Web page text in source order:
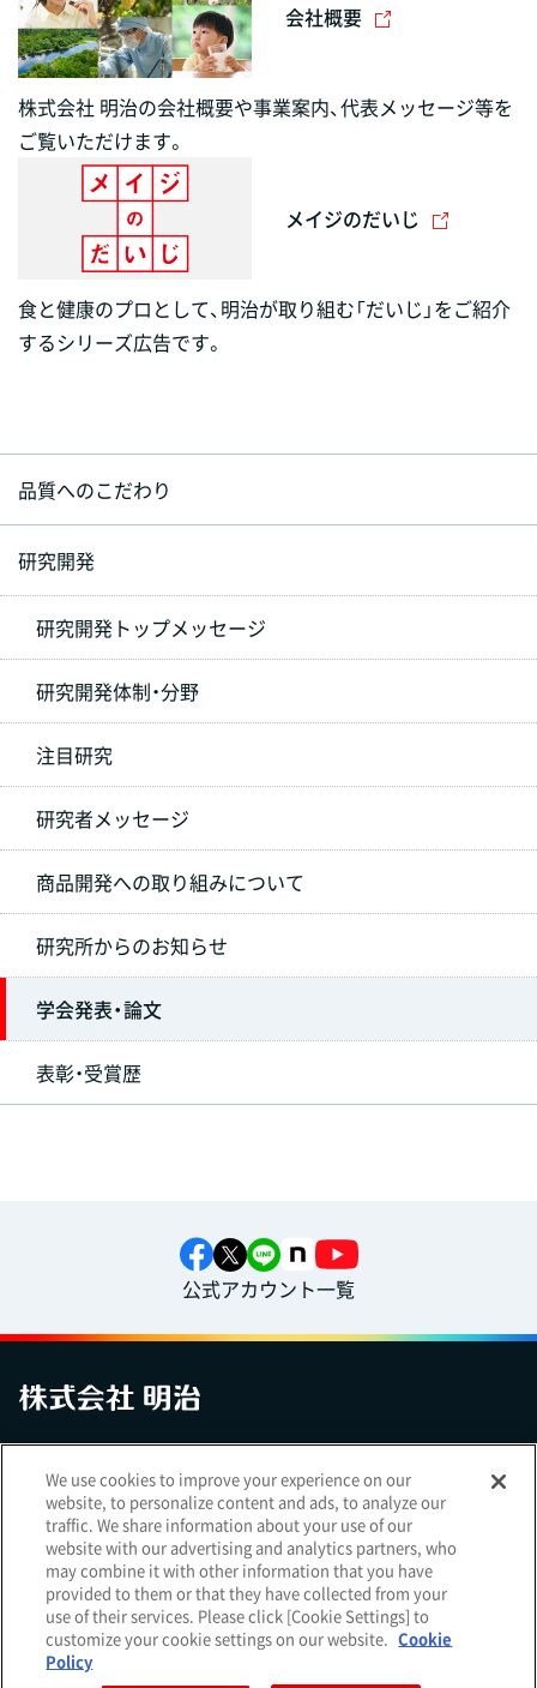
会社概要
株式会社 明治の会社概要や事業案内、代表メッセージ等を
ご覧いただけます。
メイジのだいじ
食と健康のプロとして、明治が取り組む「だいじ」をご紹介
するシリーズ広告です。
品質へのこだわり
研究開発
研究開発トップメッセージ
研究開発体制・分野
注目研究
研究者メッセージ
商品開発への取り組みについて
研究所からのお知らせ
学会発表・論文
表彰・受賞歴
公式アカウント一覧
アクセシビリティへの対応方針ご利用規約明治グループのDX
Cookie Settings
明治ホールディングス株式会社 （ EN ｜簡体 ）
Meiji Seika ファルマ株式会社
We use cookies to improve your experience on our
website, to personalize content and ads, to analyze our
traffic. We share information about your use of our
website with our advertising and analytics partners, who
may combine it with other information that you have
provided to them or that they have collected from your
use of their services. Please click [Cookie Settings] to
customize your cookie settings on our website. Cookie
Policy